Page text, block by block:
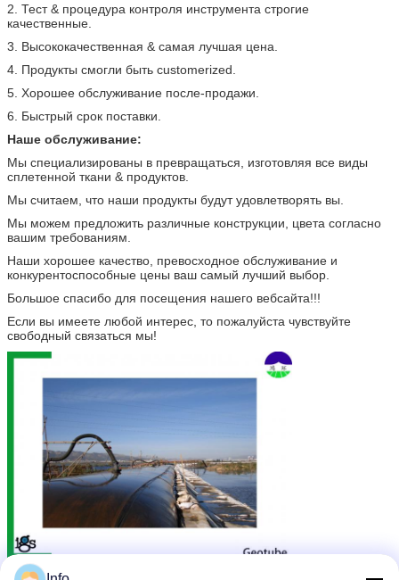
2. Тест & процедура контроля инструмента строгие
качественные.
3. Высококачественная & самая лучшая цена.
4. Продукты смогли быть customerized.
5. Хорошее обслуживание после-продажи.
6. Быстрый срок поставки.
Наше обслуживание:
Мы специализированы в превращаться, изготовляя все виды
сплетенной ткани & продуктов.
Мы считаем, что наши продукты будут удовлетворять вы.
Мы можем предложить различные конструкции, цвета согласно
вашим требованиям.
Наши хорошее качество, превосходное обслуживание и
конкурентоспособные цены ваш самый лучший выбор.
Большое спасибо для посещения нашего вебсайта!!!
Если вы имеете любой интерес, то пожалуйста чувствуйте
свободный связаться мы!